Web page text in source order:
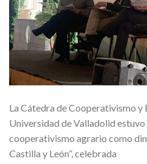
La Cátedra de Cooperativismo y
Universidad de Valladolid estuvo
cooperativismo agrario como
Castilla y León”, celebrada